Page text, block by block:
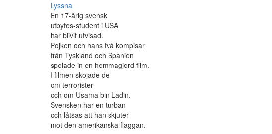
Lyssna
En 17-årig svensk
utbytes-student i USA
har blivit utvisad.
Pojken och hans två kompisar
från Tyskland och Spanien
spelade in en hemmagjord film.
I filmen skojade de
om terrorister
och om Usama bin Ladin.
Svensken har en turban
och låtsas att han skjuter
mot den amerikanska flaggan.